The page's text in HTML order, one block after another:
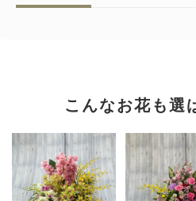
こんなお花も選